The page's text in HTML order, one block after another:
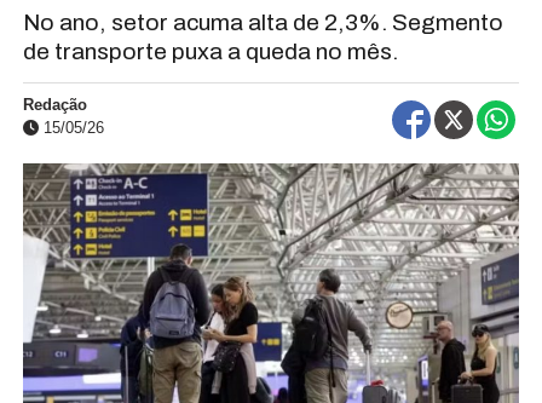
No ano, setor acuma alta de 2,3%. Segmento
de transporte puxa a queda no mês.
Redação
15/05/26